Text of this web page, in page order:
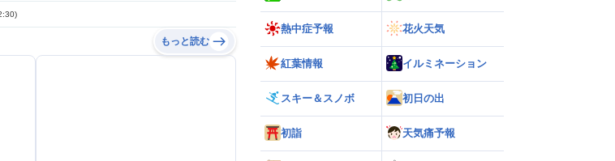
)
もっと読む
熱中症予報 花火天気
紅葉情報 イルミネーション
スキー＆スノボ 初日の出
初詣 天気痛予報